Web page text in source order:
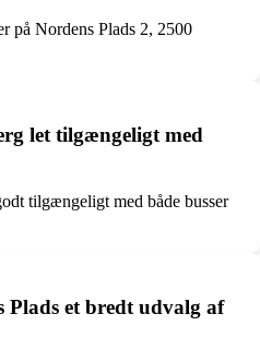
på Nordens Plads 2, 2500
let tilgængeligt med
tilgængeligt med både busser
et bredt udvalg af